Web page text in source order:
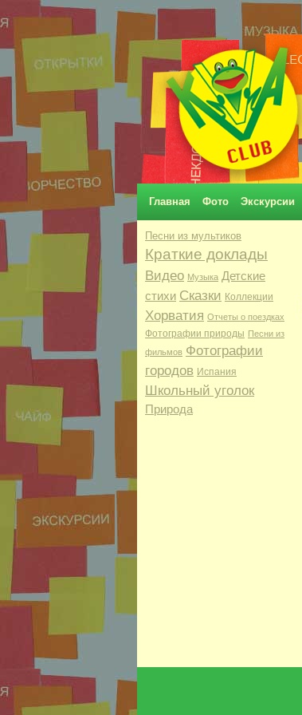
Главная Фото Экскурсии
Песни из мультиков
Краткие доклады
Видео Музыка Детские
стихи Сказки Коллекции
Хорватия Отчеты о поездках
Фотографии природы Песни из
фильмов Фотографии
городов Испания
Школьный уголок
Природа